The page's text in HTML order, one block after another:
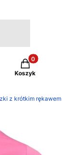
Produkty w
Koszyk
z krótkim rękawem